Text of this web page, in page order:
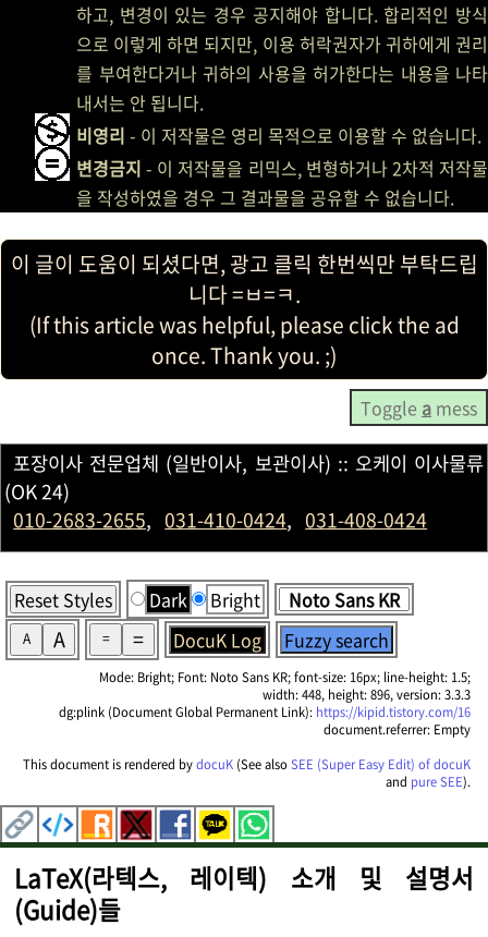
하고, 변경이 있는 경우 공지해야 합니다. 합리적인 방식
으로 이렇게 하면 되지만, 이용 허락권자가 귀하에게 권리
를 부여한다거나 귀하의 사용을 허가한다는 내용을 나타
내서는 안 됩니다.
비영리 - 이 저작물은 영리 목적으로 이용할 수 없습니다.
변경금지 - 이 저작물을 리믹스, 변형하거나 2차적 저작물
을 작성하였을 경우 그 결과물을 공유할 수 없습니다.
이 글이 도움이 되셨다면, 광고 클릭 한번씩만 부탁드립
니다 =ㅂ=ㅋ.
(If this article was helpful, please click the ad
once. Thank you. ;)
Toggle a mess
포장이사 전문업체 (일반이사, 보관이사) :: 오케이 이사물류
(OK 24)
010-2683-2655, 031-410-0424, 031-408-0424
Reset Styles Dark Bright
A A = = DocuK Log Fuzzy search
Mode: Bright; Font: Noto Sans KR; font-size: 16px; line-height: 1.5;
width: 448, height: 896, version: 3.3.3
dg:plink (Document Global Permanent Link): https://kipid.tistory.com/16
document.referrer: Empty
This document is rendered bydocuK (See alsoSEE (Super Easy Edit) of docuK
and pure SEE).
LaTeX(라텍스, 레이텍) 소개 및 설명서
(Guide)들